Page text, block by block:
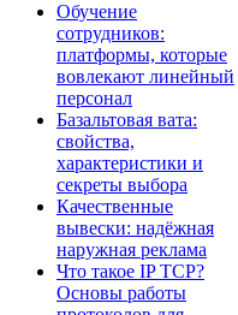
Обучение
сотрудников:
платформы, которые
вовлекают линейный
персонал
Базальтовая вата:
свойства,
характеристики и
секреты выбора
Качественные
вывески: надёжная
наружная реклама
Что такое IP TCP?
Основы работы